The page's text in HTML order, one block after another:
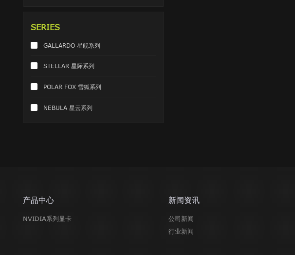
SERIES
GALLARDO 星舰系列
STELLAR 星际系列
POLAR FOX 雪狐系列
NEBULA 星云系列
产品中心
NVIDIA系列显卡
新闻资讯
公司新闻
行业新闻